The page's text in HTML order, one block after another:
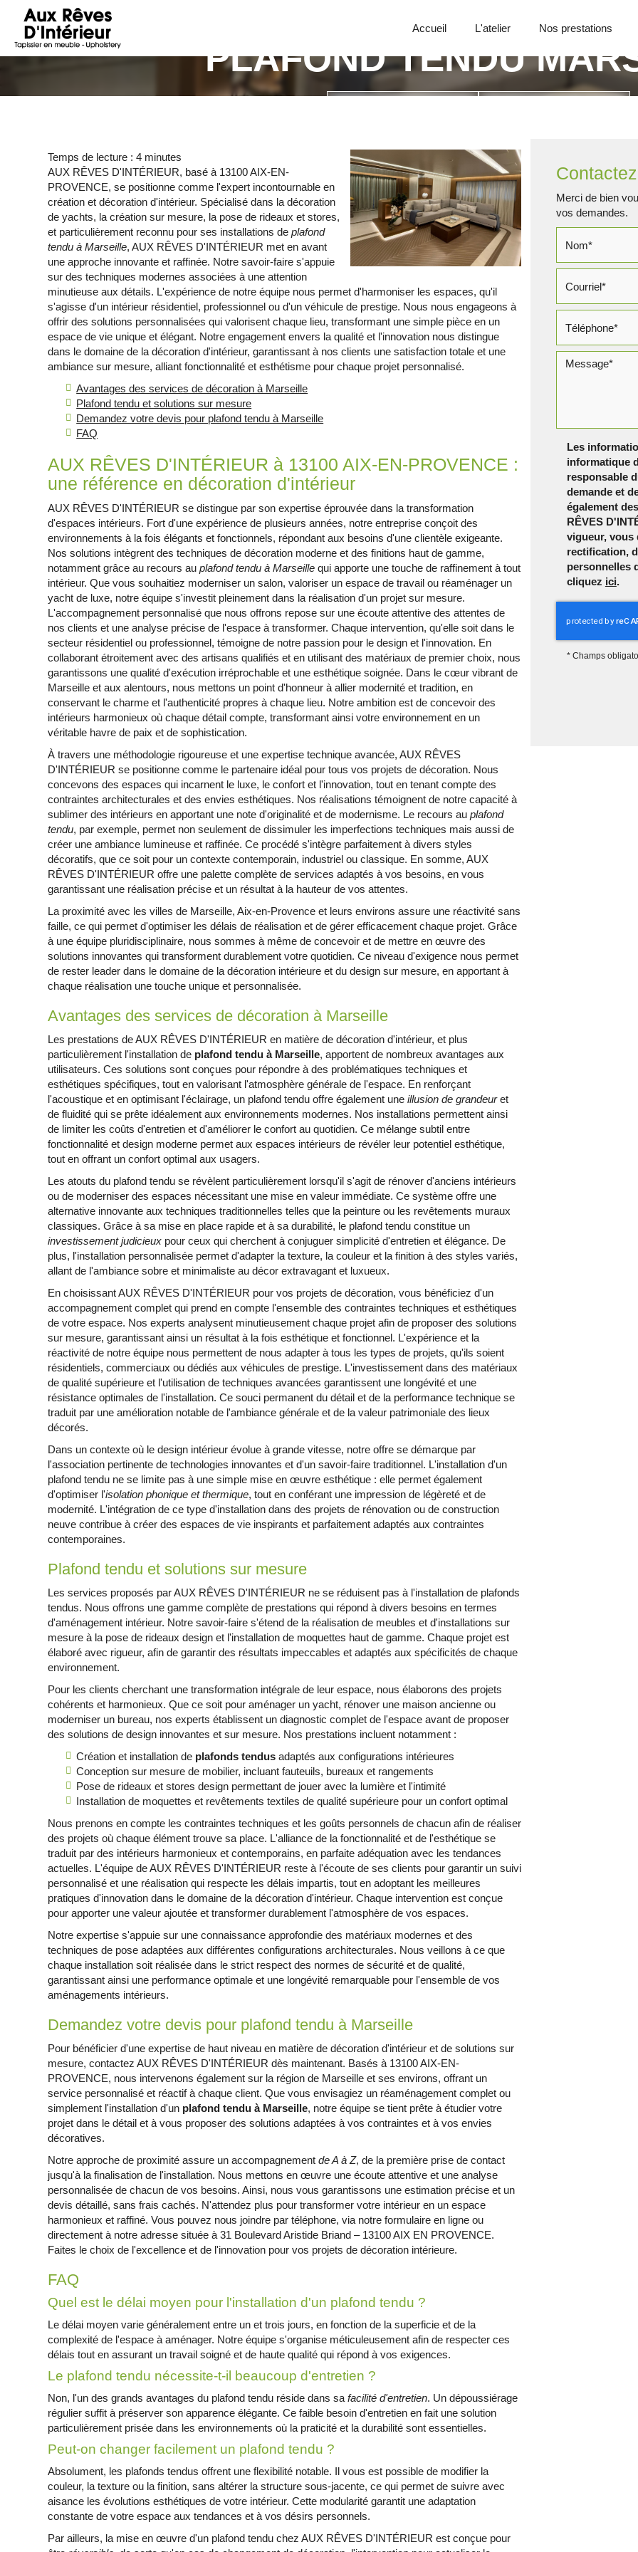
D'INTÉRIEUR
Accueil L'atelier Nos prestations
PLAFOND TENDU
Temps de lecture : 4 minutes
AUX RÊVES D'INTÉRIEUR, basé à 13100 AIX-EN-
PROVENCE, se positionne comme l'expert incontournable en
création et décoration d'intérieur. Spécialisé dans la décoration
de yachts, la création sur mesure, la pose de rideaux et stores,
et particulièrement reconnu pour ses installations deplafond
tendu à Marseille, AUX RÊVES D'INTÉRIEUR met en avant
une approche innovante et raffinée. Notre savoir-faire s'appuie
sur des techniques modernes associées à une attention
minutieuse aux détails. L'expérience de notre équipe nous permet d'harmoniser les espaces, qu'il
s'agisse d'un intérieur résidentiel, professionnel ou d'un véhicule de prestige. Nous nous engageons à
offrir des solutions personnalisées qui valorisent chaque lieu, transformant une simple pièce en un
espace de vie unique et élégant. Notre engagement envers la qualité et l'innovation nous distingue
dans le domaine de la décoration d'intérieur, garantissant à nos clients une satisfaction totale et une
ambiance sur mesure, alliant fonctionnalité et esthétisme pour chaque projet personnalisé.
Avantages des services de décoration à Marseille
Plafond tendu et solutions sur mesure
Demandez votre devis pour plafond tendu à Marseille
FAQ
AUX RÊVES D'INTÉRIEUR à 13100 AIX-EN-PROVENCE :
une référence en décoration d'intérieur
AUX RÊVES D'INTÉRIEUR se distingue par son expertise éprouvée dans la transformation
d'espaces intérieurs. Fort d'une expérience de plusieurs années, notre entreprise conçoit des
environnements à la fois élégants et fonctionnels, répondant aux besoins d'une clientèle exigeante.
Nos solutions intègrent des techniques de décoration moderne et des finitions haut de gamme,
notamment grâce au recours auplafond tendu à Marseille qui apporte une touche de raffinement à tout
intérieur. Que vous souhaitiez moderniser un salon, valoriser un espace de travail ou réaménager un
yacht de luxe, notre équipe s'investit pleinement dans la réalisation d'un projet sur mesure.
L'accompagnement personnalisé que nous offrons repose sur une écoute attentive des attentes de
nos clients et une analyse précise de l'espace à transformer. Chaque intervention, qu'elle soit dans le
secteur résidentiel ou professionnel, témoigne de notre passion pour le design et l'innovation. En
collaborant étroitement avec des artisans qualifiés et en utilisant des matériaux de premier choix, nous
garantissons une qualité d'exécution irréprochable et une esthétique soignée. Dans le cœur vibrant de
Marseille et aux alentours, nous mettons un point d'honneur à allier modernité et tradition, en
conservant le charme et l'authenticité propres à chaque lieu. Notre ambition est de concevoir des
intérieurs harmonieux où chaque détail compte, transformant ainsi votre environnement en un
véritable havre de paix et de sophistication.
À travers une méthodologie rigoureuse et une expertise technique avancée, AUX RÊVES
D'INTÉRIEUR se positionne comme le partenaire idéal pour tous vos projets de décoration. Nous
concevons des espaces qui incarnent le luxe, le confort et l'innovation, tout en tenant compte des
contraintes architecturales et des envies esthétiques. Nos réalisations témoignent de notre capacité à
sublimer des intérieurs en apportant une note d'originalité et de modernisme. Le recours auplafond
tendu, par exemple, permet non seulement de dissimuler les imperfections techniques mais aussi de
créer une ambiance lumineuse et raffinée. Ce procédé s'intègre parfaitement à divers styles
décoratifs, que ce soit pour un contexte contemporain, industriel ou classique. En somme, AUX
RÊVES D'INTÉRIEUR offre une palette complète de services adaptés à vos besoins, en vous
garantissant une réalisation précise et un résultat à la hauteur de vos attentes.
La proximité avec les villes de Marseille, Aix-en-Provence et leurs environs assure une réactivité sans
faille, ce qui permet d'optimiser les délais de réalisation et de gérer efficacement chaque projet. Grâce
à une équipe pluridisciplinaire, nous sommes à même de concevoir et de mettre en œuvre des
solutions innovantes qui transforment durablement votre quotidien. Ce niveau d'exigence nous permet
de rester leader dans le domaine de la décoration intérieure et du design sur mesure, en apportant à
chaque réalisation une touche unique et personnalisée.
Avantages des services de décoration à Marseille
Les prestations de AUX RÊVES D'INTÉRIEUR en matière de décoration d'intérieur, et plus
particulièrement l'installation de plafond tendu à Marseille, apportent de nombreux avantages aux
utilisateurs. Ces solutions sont conçues pour répondre à des problématiques techniques et
esthétiques spécifiques, tout en valorisant l'atmosphère générale de l'espace. En renforçant
l'acoustique et en optimisant l'éclairage, un plafond tendu offre également uneillusion de grandeuret
de fluidité qui se prête idéalement aux environnements modernes. Nos installations permettent ainsi
de limiter les coûts d'entretien et d'améliorer le confort au quotidien. Ce mélange subtil entre
fonctionnalité et design moderne permet aux espaces intérieurs de révéler leur potentiel esthétique,
tout en offrant un confort optimal aux usagers.
Les atouts du plafond tendu se révèlent particulièrement lorsqu'il s'agit de rénover d'anciens intérieurs
ou de moderniser des espaces nécessitant une mise en valeur immédiate. Ce système offre une
alternative innovante aux techniques traditionnelles telles que la peinture ou les revêtements muraux
classiques. Grâce à sa mise en place rapide et à sa durabilité, le plafond tendu constitue un
investissement judicieux pour ceux qui cherchent à conjuguer simplicité d'entretien et élégance. De
plus, l'installation personnalisée permet d'adapter la texture, la couleur et la finition à des styles variés,
allant de l'ambiance sobre et minimaliste au décor extravagant et luxueux.
En choisissant AUX RÊVES D'INTÉRIEUR pour vos projets de décoration, vous bénéficiez d'un
accompagnement complet qui prend en compte l'ensemble des contraintes techniques et esthétiques
de votre espace. Nos experts analysent minutieusement chaque projet afin de proposer des solutions
sur mesure, garantissant ainsi un résultat à la fois esthétique et fonctionnel. L'expérience et la
réactivité de notre équipe nous permettent de nous adapter à tous les types de projets, qu'ils soient
résidentiels, commerciaux ou dédiés aux véhicules de prestige. L'investissement dans des matériaux
de qualité supérieure et l'utilisation de techniques avancées garantissent une longévité et une
résistance optimales de l'installation. Ce souci permanent du détail et de la performance technique se
traduit par une amélioration notable de l'ambiance générale et de la valeur patrimoniale des lieux
décorés.
Dans un contexte où le design intérieur évolue à grande vitesse, notre offre se démarque par
l'association pertinente de technologies innovantes et d'un savoir-faire traditionnel. L'installation d'un
plafond tendu ne se limite pas à une simple mise en œuvre esthétique : elle permet également
d'optimiser l'isolation phonique et thermique, tout en conférant une impression de légèreté et de
modernité. L'intégration de ce type d'installation dans des projets de rénovation ou de construction
neuve contribue à créer des espaces de vie inspirants et parfaitement adaptés aux contraintes
contemporaines.
Plafond tendu et solutions sur mesure
Les services proposés par AUX RÊVES D'INTÉRIEUR ne se réduisent pas à l'installation de plafonds
tendus. Nous offrons une gamme complète de prestations qui répond à divers besoins en termes
d'aménagement intérieur. Notre savoir-faire s'étend de la réalisation de meubles et d'installations sur
mesure à la pose de rideaux design et l'installation de moquettes haut de gamme. Chaque projet est
élaboré avec rigueur, afin de garantir des résultats impeccables et adaptés aux spécificités de chaque
environnement.
Pour les clients cherchant une transformation intégrale de leur espace, nous élaborons des projets
cohérents et harmonieux. Que ce soit pour aménager un yacht, rénover une maison ancienne ou
moderniser un bureau, nos experts établissent un diagnostic complet de l'espace avant de proposer
des solutions de design innovantes et sur mesure. Nos prestations incluent notamment :
Création et installation de plafonds tendus adaptés aux configurations intérieures
Conception sur mesure de mobilier, incluant fauteuils, bureaux et rangements
Pose de rideaux et stores design permettant de jouer avec la lumière et l'intimité
Installation de moquettes et revêtements textiles de qualité supérieure pour un confort optimal
Nous prenons en compte les contraintes techniques et les goûts personnels de chacun afin de réaliser
des projets où chaque élément trouve sa place. L'alliance de la fonctionnalité et de l'esthétique se
traduit par des intérieurs harmonieux et contemporains, en parfaite adéquation avec les tendances
actuelles. L'équipe de AUX RÊVES D'INTÉRIEUR reste à l'écoute de ses clients pour garantir un suivi
personnalisé et une réalisation qui respecte les délais impartis, tout en adoptant les meilleures
pratiques d'innovation dans le domaine de la décoration d'intérieur. Chaque intervention est conçue
pour apporter une valeur ajoutée et transformer durablement l'atmosphère de vos espaces.
Notre expertise s'appuie sur une connaissance approfondie des matériaux modernes et des
techniques de pose adaptées aux différentes configurations architecturales. Nous veillons à ce que
chaque installation soit réalisée dans le strict respect des normes de sécurité et de qualité,
garantissant ainsi une performance optimale et une longévité remarquable pour l'ensemble de vos
aménagements intérieurs.
Demandez votre devis pour plafond tendu à Marseille
Pour bénéficier d'une expertise de haut niveau en matière de décoration d'intérieur et de solutions sur
mesure, contactez AUX RÊVES D'INTÉRIEUR dès maintenant. Basés à 13100 AIX-EN-
PROVENCE, nous intervenons également sur la région de Marseille et ses environs, offrant un
service personnalisé et réactif à chaque client. Que vous envisagiez un réaménagement complet ou
simplement l'installation d'un plafond tendu à Marseille, notre équipe se tient prête à étudier votre
projet dans le détail et à vous proposer des solutions adaptées à vos contraintes et à vos envies
décoratives.
Notre approche de proximité assure un accompagnementde A à Z, de la première prise de contact
jusqu'à la finalisation de l'installation. Nous mettons en œuvre une écoute attentive et une analyse
personnalisée de chacun de vos besoins. Ainsi, nous vous garantissons une estimation précise et un
devis détaillé, sans frais cachés. N'attendez plus pour transformer votre intérieur en un espace
harmonieux et raffiné. Vous pouvez nous joindre par téléphone, via notre formulaire en ligne ou
directement à notre adresse située à 31 Boulevard Aristide Briand – 13100 AIX EN PROVENCE.
Faites le choix de l'excellence et de l'innovation pour vos projets de décoration intérieure.
FAQ
Quel est le délai moyen pour l'installation d'un plafond tendu ?
Le délai moyen varie généralement entre un et trois jours, en fonction de la superficie et de la
complexité de l'espace à aménager. Notre équipe s'organise méticuleusement afin de respecter ces
délais tout en assurant un travail soigné et de haute qualité qui répond à vos exigences.
Le plafond tendu nécessite-t-il beaucoup d'entretien ?
Non, l'un des grands avantages du plafond tendu réside dans safacilité d'entretien. Un dépoussiérage
régulier suffit à préserver son apparence élégante. Ce faible besoin d'entretien en fait une solution
particulièrement prisée dans les environnements où la praticité et la durabilité sont essentielles.
Peut-on changer facilement un plafond tendu ?
Absolument, les plafonds tendus offrent une flexibilité notable. Il vous est possible de modifier la
couleur, la texture ou la finition, sans altérer la structure sous-jacente, ce qui permet de suivre avec
aisance les évolutions esthétiques de votre intérieur. Cette modularité garantit une adaptation
constante de votre espace aux tendances et à vos désirs personnels.
Par ailleurs, la mise en œuvre d'un plafond tendu chez AUX RÊVES D'INTÉRIEUR est conçue pour
Merci de bien
vos demandes.
Les
informatique
responsable
demande et
également
RÊVES
vigueur, vous
rectification,
personnelles
cliquez ici.
* Champs